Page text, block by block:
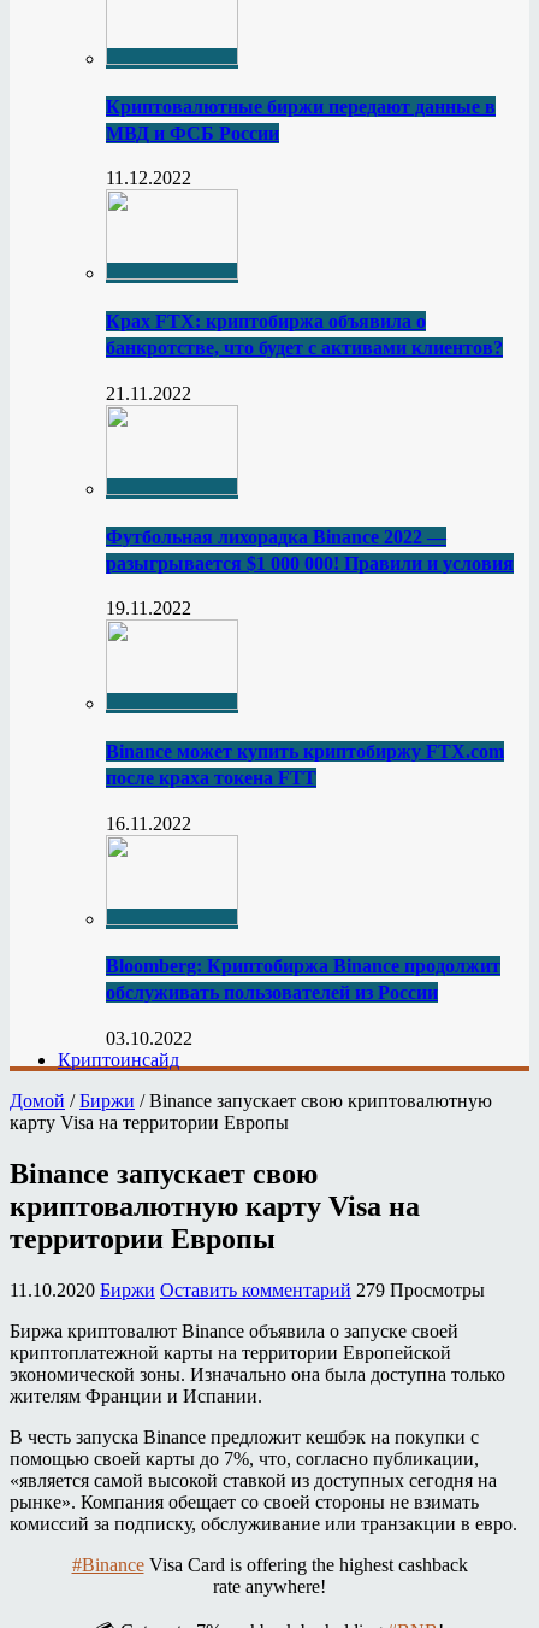
Криптовалютные биржи передают данные в
МВД и ФСБ России
11.12.2022
Крах FTX: криптобиржа объявила о
банкротстве, что будет с активами клиентов?
21.11.2022
Футбольная лихорадка Binance 2022 —
разыгрывается $1 000 000! Правили и условия
19.11.2022
Binance может купить криптобиржу FTX.com
после краха токена FTT
16.11.2022
Bloomberg: Криптобиржа Binance продолжит
обслуживать пользователей из России
03.10.2022
Криптоинсайд
Домой / Биржи / Binance запускает свою криптовалютную
карту Visa на территории Европы
Binance запускает свою
криптовалютную карту Visa на
территории Европы
11.10.2020 Биржи Оставить комментарий 279 Просмотры
Биржа криптовалют Binance объявила о запуске своей
криптоплатежной карты на территории Европейской
экономической зоны. Изначально она была доступна только
жителям Франции и Испании.
В честь запуска Binance предложит кешбэк на покупки с
помощью своей карты до 7%, что, согласно публикации,
«является самой высокой ставкой из доступных сегодня на
рынке». Компания обещает со своей стороны не взимать
комиссий за подписку, обслуживание или транзакции в евро.
#BinanceVisa Card is offering the highest cashback
rate anywhere!